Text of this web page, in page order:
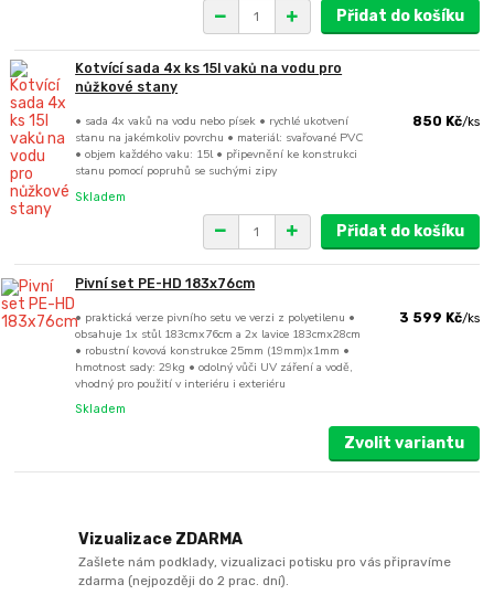
Přidat do košíku
Kotvící sada 4x ks 15l vaků na vodu pro
nůžkové stany
• sada 4x vaků na vodu nebo písek • rychlé ukotvení
stanu na jakémkoliv povrchu • materiál: svařované PVC
• objem každého vaku: 15l • připevnění ke konstrukci
stanu pomocí popruhů se suchými zipy
850 Kč/ks
Skladem
Přidat do košíku
Pivní set PE-HD 183x76cm
• praktická verze pivního setu ve verzi z polyetilenu •
obsahuje 1x stůl 183cmx76cm a 2x lavice 183cmx28cm
• robustní kovová konstrukce 25mm (19mm)x1mm •
hmotnost sady: 29kg • odolný vůči UV záření a vodě,
vhodný pro použití v interiéru i exteriéru
3 599 Kč/ks
Skladem
Zvolit variantu
Vizualizace ZDARMA
Zašlete nám podklady, vizualizaci potisku pro vás připravíme
zdarma (nejpozději do 2 prac. dní).